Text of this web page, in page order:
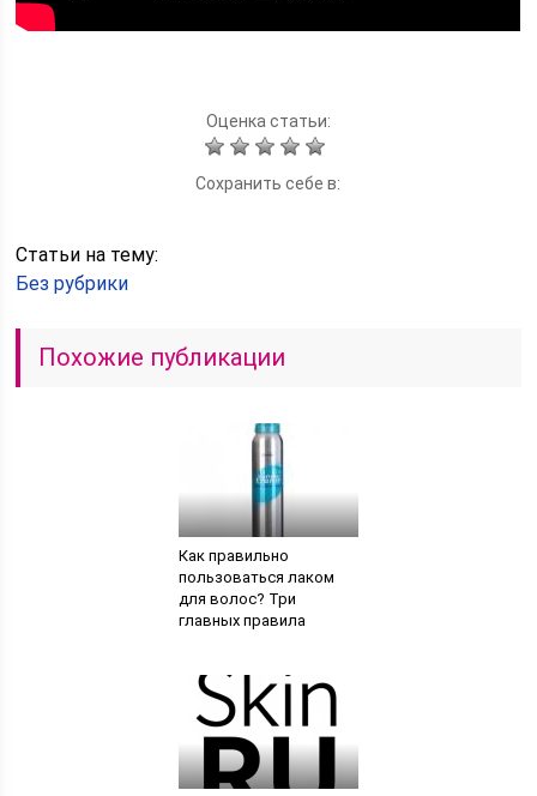
Оценка статьи:
Сохранить себе в:
Статьи на тему:
Без рубрики
Похожие публикации
Как правильно
пользоваться лаком
для волос? Три
главных правила